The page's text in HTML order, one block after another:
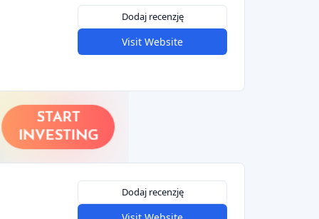
Dodaj recenzję
Visit Website
Dodaj recenzję